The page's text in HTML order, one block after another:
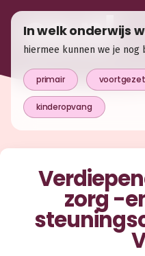
zorg -
In welk onderwijs
hiermee kunnen we je
primair voortgezet
kinderopvang